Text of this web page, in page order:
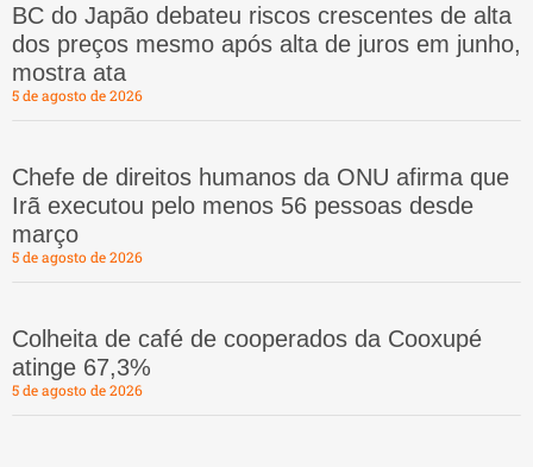
BC do Japão debateu riscos crescentes de alta
dos preços mesmo após alta de juros em junho,
mostra ata
5 de agosto de 2026
Chefe de direitos humanos da ONU afirma que
Irã executou pelo menos 56 pessoas desde
março
5 de agosto de 2026
Colheita de café de cooperados da Cooxupé
atinge 67,3%
5 de agosto de 2026